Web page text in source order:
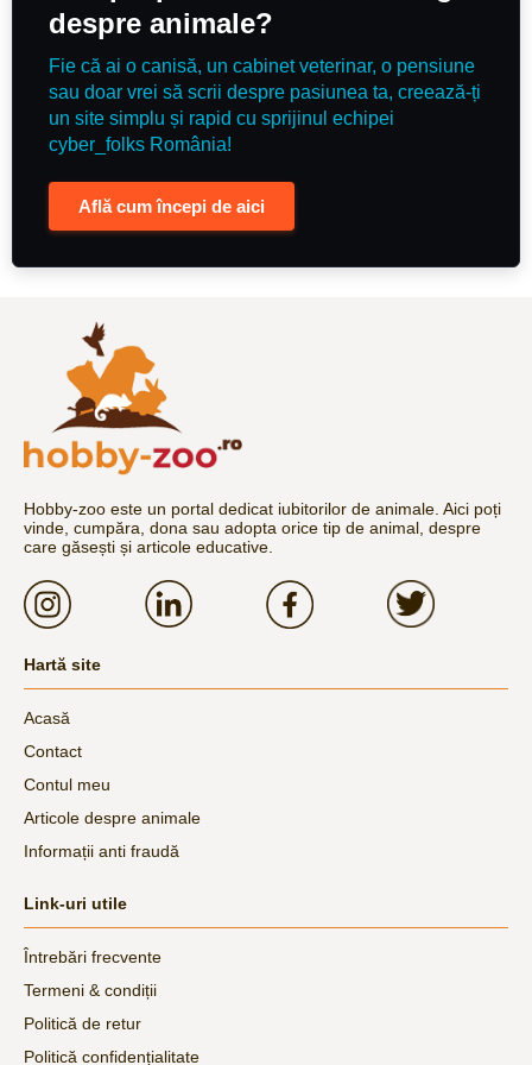
despre animale?
Fie că ai o canisă, un cabinet veterinar, o pensiune
sau doar vrei să scrii despre pasiunea ta, creează-ți
un site simplu și rapid cu sprijinul echipei
cyber_folks România!
Află cum începi de aici
Hobby-zoo este un portal dedicat iubitorilor de animale. Aici poți
vinde, cumpăra, dona sau adopta orice tip de animal, despre
care găsești și articole educative.
Hartă site
Acasă
Contact
Contul meu
Articole despre animale
Informații anti fraudă
Link-uri utile
Întrebări frecvente
Termeni & condiții
Politică de retur
Politică confidențialitate